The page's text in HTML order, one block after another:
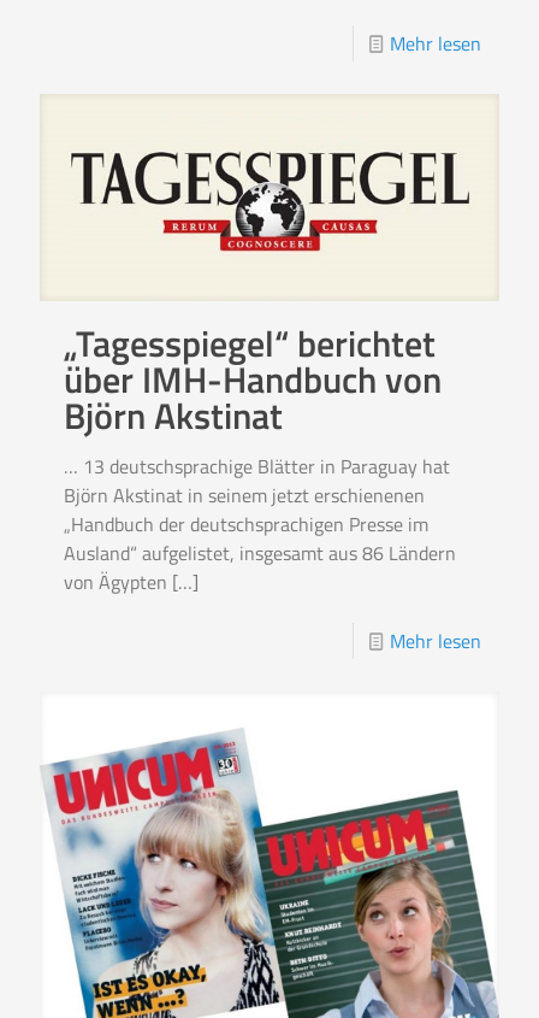
Mehr lesen
„Tagesspiegel“ berichtet
über IMH-Handbuch von
Björn Akstinat
… 13 deutschsprachige Blätter in Paraguay hat
Björn Akstinat in seinem jetzt erschienenen
„Handbuch der deutschsprachigen Presse im
Ausland“ aufgelistet, insgesamt aus 86 Ländern
von Ägypten […]
Mehr lesen